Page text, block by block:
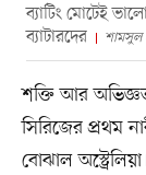
ব্যাটিং মোটেই
ব্যাটারদের
শামসুল
শক্তি আর
সিরিজের প্রথম
বোঝাল